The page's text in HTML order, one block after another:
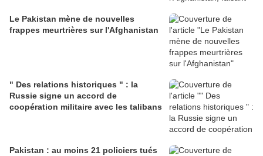
Le Pakistan mène de nouvelles
frappes meurtrières sur l'Afghanistan
" Des relations historiques " : la
Russie signe un accord de
coopération militaire avec les talibans
Pakistan : au moins 21 policiers tués